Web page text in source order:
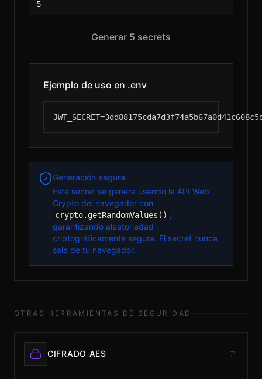
Generar 5 secrets
Ejemplo de uso en .env
Generación segura
Este secret se genera usando la API Web
Crypto del navegador con
crypto.getRandomValues() ,
garantizando aleatoriedad
criptográficamente segura. El secret nunca
sale de tu navegador.
OTRAS HERRAMIENTAS DE SEGURIDAD
CIFRADO AES